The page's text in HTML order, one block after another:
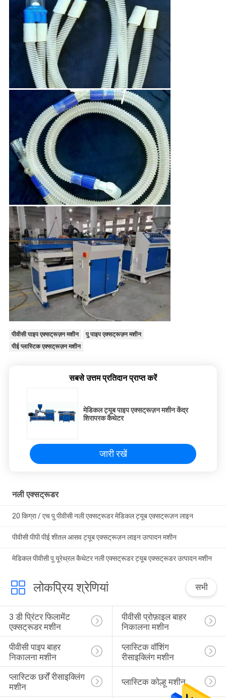
पीवीसी पाइप एक्सट्रूज़न मशीन
पु पाइप एक्सट्रूज़न मशीन
पीई प्लास्टिक एक्सट्रूज़न मशीन
सबसे उत्तम प्रतिदान प्राप्त करें
मेडिकल ट्यूब पाइप एक्सट्रूज़न मशीन केंद्र
शिरापरक कैथेटर
जारी रखें
नली एक्सट्रूडर
20 किग्रा / एच पु पीवीसी नली एक्सट्रूडर मेडिकल ट्यूब एक्सट्रूज़न लाइन
पीवीसी पीपी पीई शीतल आसव ट्यूब एक्सट्रूज़न लाइन उत्पादन मशीन
मेडिकल पीवीसी पु यूरेथ्रल कैथेटर नली एक्सट्रूडर ट्यूब एक्सट्रूडर उत्पादन मशीन
लोकप्रिय श्रेणियां सभी
3 डी प्रिंटर फिलामेंट
एक्सट्रूडर मशीन
पीवीसी प्रोफ़ाइल बाहर
निकालना मशीन
पीवीसी पाइप बाहर
निकालना मशीन
प्लास्टिक वॉशिंग
रीसाइक्लिंग मशीन
प्लास्टिक छर्रों रीसाइक्लिंग
मशीन
प्लास्टिक कोल्हू मशीन